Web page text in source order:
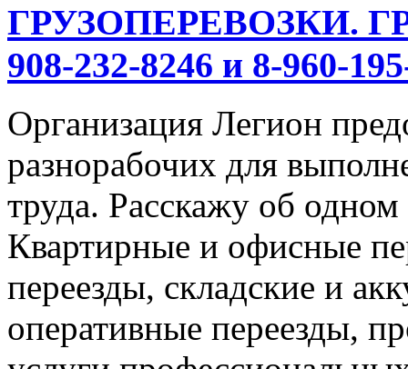
ГРУЗОПЕРЕВОЗКИ.
908-232-8246 и 8-960-
Организация Легион
разнорабочих для
труда. Расскажу об
Квартирные и офисные
переезды, складские и
оперативные переезды,